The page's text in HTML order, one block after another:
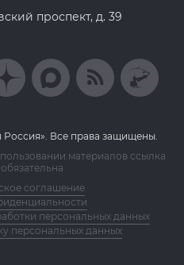
проспект, д. 39
Все права защищены.
материалов ссылка
соглашение
персональных данных
персональных данных